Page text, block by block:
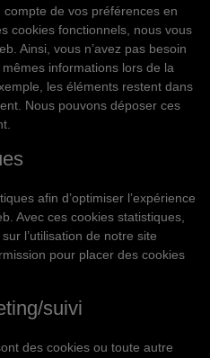
de vos préférences en
cookies fonctionnels, nous vous
Ainsi, vous n’avez pas besoin
informations lors de la
les éléments restent dans
Nous pouvons déposer ces
afin d’optimiser l’expérience
Avec ces cookies statistiques,
l’utilisation de notre site
pour placer des cookies
suivi
des cookies ou toute autre